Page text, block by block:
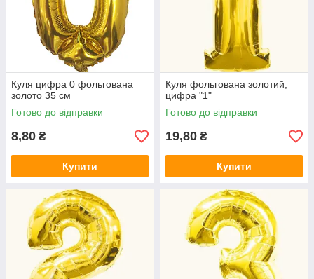
Куля цифра 0 фольгована
золото 35 см
Готово до відправки
8,80 ₴
Купити
Куля фольгована золотий,
цифра "1"
Готово до відправки
19,80 ₴
Купити